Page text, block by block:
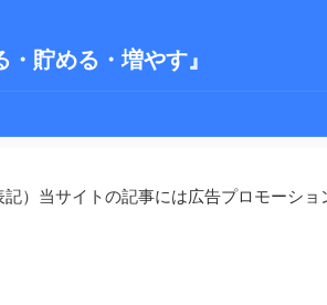
貯める・増やす』
記）当サイトの記事には広告プロモーシ